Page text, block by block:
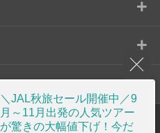
+
+
+
標識・約款
＼JAL秋旅セール開催中／9
月～11月出発の人気ツアー
が驚きの大幅値下げ！今だ